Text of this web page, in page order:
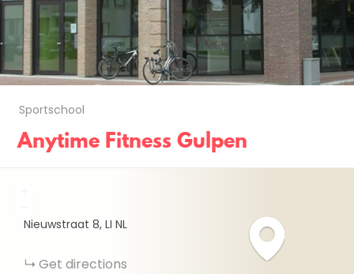
Sportschool
Anytime Fitness Gulpen
Nieuwstraat 8 LI NL
Get directions